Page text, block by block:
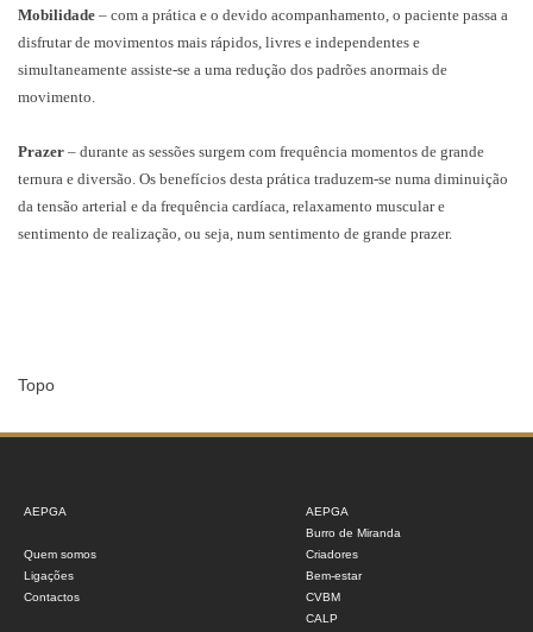
Mobilidade – com a prática e o devido acompanhamento, o paciente passa a
disfrutar de movimentos mais rápidos, livres e independentes e
simultaneamente assiste-se a uma redução dos padrões anormais de
movimento.
Prazer – durante as sessões surgem com frequência momentos de grande
ternura e diversão. Os benefícios desta prática traduzem-se numa diminuição
da tensão arterial e da frequência cardíaca, relaxamento muscular e
sentimento de realização, ou seja, num sentimento de grande prazer.
Topo
AEPGA
Quem somos
Ligações
Contactos
AEPGA
Burro de Miranda
Criadores
Bem-estar
CVBM
CALP